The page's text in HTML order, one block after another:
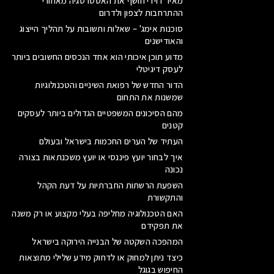
ההתרחבות לצפון ולדרום
סוכנות אימג' – שאלות ותשובות על תהליך הייצוג
והאודישנים
מדוע תוכן איכותי הוא אחד הנכסים החשובים ביותר
לעסק דיגיטלי
הדור החדש של רפואת השיניים והטכנולוגיות
שמשנות את התחום
מהם הסיכונים המשפטיים הגדולים ביותר לעסקים
קטנים
העתיד של הערים החכמות בישראל ובעולם
איך לבחור יועץ פיננסי או יועץ משכנתאות בצורה
נכונה
השפעת הרשתות החברתיות על דעת הקהל
והתקשורת
האם הטכנולוגיה מחליפה בעלי מקצוע או רק משנה
את תפקידם
המהפכה השקטה של הבנייה הירוקה בישראל
כיצד ניתן למחוק או לדחוק מידע שלילי מתוצאות
החיפוש בגוגל